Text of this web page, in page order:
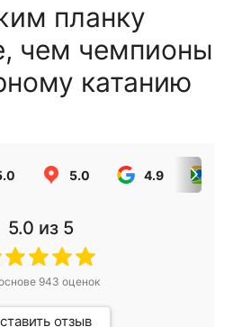
планку
чем чемпионы
катанию
5.0 4.9
5.0 из 5
943 оценок
отзыв